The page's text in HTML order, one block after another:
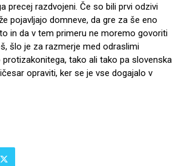
precej razdvojeni. Če so bili prvi odzivi
pojavljajo domneve, da gre za še eno
in da v tem primeru ne moremo govoriti
šlo je za razmerje med odraslimi
protizakonitega, tako ali tako pa slovenska
opraviti, ker se je vse dogajalo v